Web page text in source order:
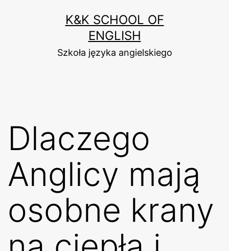
K&K SCHOOL OF
ENGLISH
Szkoła języka angielskiego
Dlaczego
Anglicy mają
osobne krany